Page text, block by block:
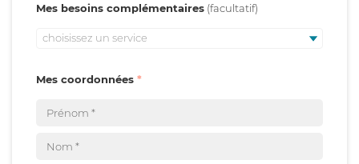
Mes besoins complémentaires
choisissez un service
Mes coordonnées